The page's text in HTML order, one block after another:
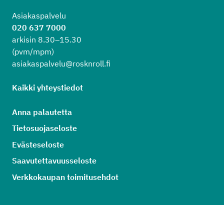
Asiakaspalvelu
020 637 7000
arkisin 8.30–15.30
(pvm/mpm)
asiakaspalvelu@rosknroll.fi
Kaikki yhteystiedot
Anna palautetta
Tietosuojaseloste
Evästeseloste
Saavutettavuusseloste
Verkkokaupan toimitusehdot